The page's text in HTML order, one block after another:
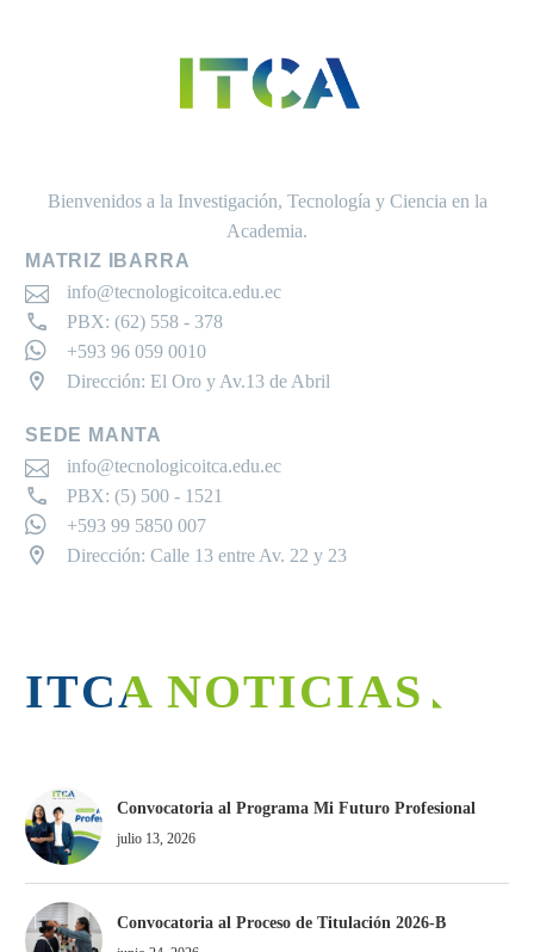
Bienvenidos a la Investigación, Tecnología y Ciencia en la
Academia.
MATRIZ IBARRA
info@tecnologicoitca.edu.ec
PBX: (62) 558 - 378
+593 96 059 0010
Dirección: El Oro y Av.13 de Abril
SEDE MANTA
info@tecnologicoitca.edu.ec
PBX: (5) 500 - 1521
+593 99 5850 007
Dirección: Calle 13 entre Av. 22 y 23
ITCA NOTICIAS
Convocatoria al Programa Mi Futuro Profesional
julio 13, 2026
Convocatoria al Proceso de Titulación 2026-B